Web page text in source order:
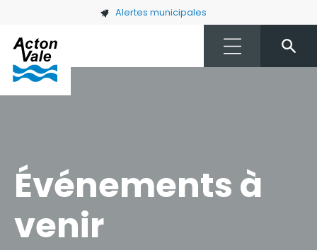
Skip to main content Alertes municipales
Événements à
venir